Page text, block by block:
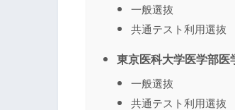
一般選抜
共通テスト利用選抜
東京医科大学医学部医
一般選抜
共通テスト利用選抜